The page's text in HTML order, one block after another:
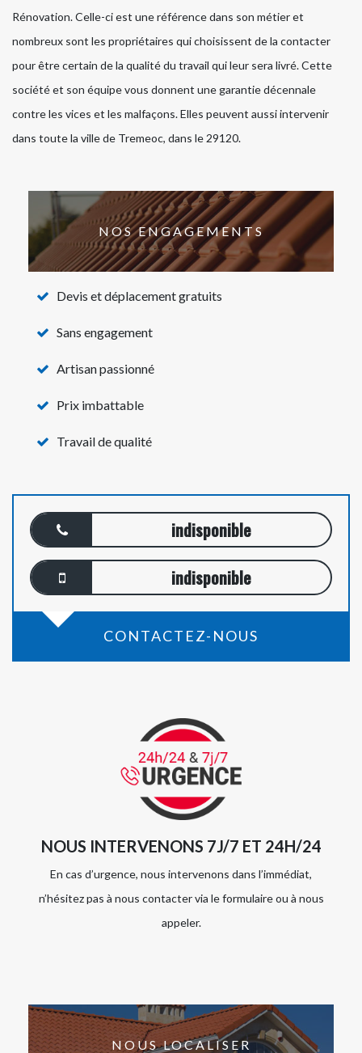
Rénovation. Celle-ci est une référence dans son métier et
nombreux sont les propriétaires qui choisissent de la contacter
pour être certain de la qualité du travail qui leur sera livré. Cette
société et son équipe vous donnent une garantie décennale
contre les vices et les malfaçons. Elles peuvent aussi intervenir
dans toute la ville de Tremeoc, dans le 29120.
NOS ENGAGEMENTS
Devis et déplacement gratuits
Sans engagement
Artisan passionné
Prix imbattable
Travail de qualité
indisponible
indisponible
CONTACTEZ-NOUS
NOUS INTERVENONS 7J/7 ET 24H/24
En cas d’urgence, nous intervenons dans l’immédiat,
n’hésitez pas à nous contacter via le formulaire ou à nous
appeler.
NOUS LOCALISER